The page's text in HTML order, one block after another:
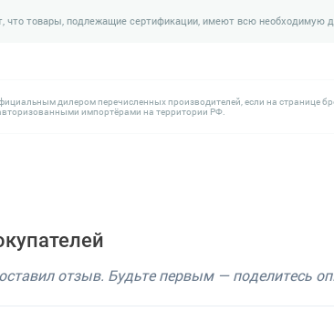
что товары, подлежащие сертификации, имеют всю необходимую
дилером перечисленных производителей, если на странице
импортёрами на территории РФ.
отзыв. Будьте первым — поделитесь